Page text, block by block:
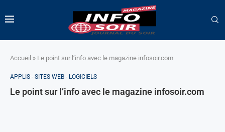
Accueil » Le point sur l’info avec le magazine infosoir.com
APPLIS - SITES WEB - LOGICIELS
Le point sur l’info avec le magazine infosoir.com